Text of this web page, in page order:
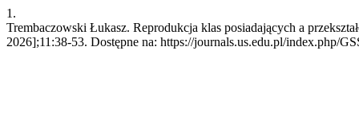
1.
Trembaczowski Łukasz. Reprodukcja klas posiadających a
2026];11:38-53. Dostępne na: https://journals.us.edu.pl/index.php/